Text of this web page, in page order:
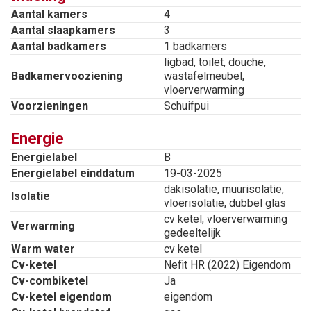
een hoekligbad, een aparte douchecabine, een
stijlvol wastafelmeubel en een tweede toilet.
Het perceel biedt volop mogelijkheden voor
ontspanning en buitenleven. De grote schuur met
gebruikt voor hobby’s of werk aan huis. De
aanwezige stallen met zadelkamer maken deze
woning extra aantrekkelijk voor liefhebbers van
paarden of wellicht een andere hobby of
werkzaamheden.
Tuin:
De tuin biedt veel ruimte en grenst aan het
Aantal kamers
4
Aantal slaapkamers
3
Aantal badkamers
1 badkamers
Badkamervooziening
ligbad, toilet, douche,
wastafelmeubel,
vloerverwarming
Voorzieningen
Schuifpui
Energie
Energielabel
B
Energielabel einddatum
19-03-2025
Isolatie
dakisolatie, muurisolatie,
vloerisolatie, dubbel glas
Verwarming
cv ketel, vloerverwarming
gedeeltelijk
Warm water
cv ketel
Cv-ketel
Nefit HR (2022) Eigendom
Cv-combiketel
Ja
Cv-ketel eigendom
eigendom